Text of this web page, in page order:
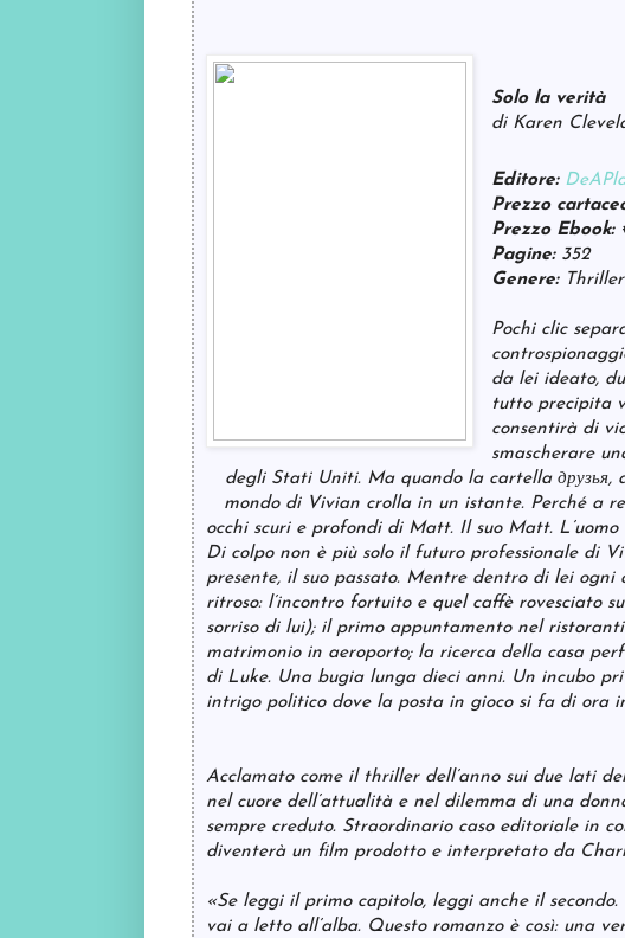
Solo la verità
di Karen
Editore:
Prezzo
Prezzo Ebook:
Pagine: 352
Genere: Thriller
Pochi clic
da lei ideato,
tutto precipita
consentirà di
smascherare
degli Stati Uniti. Ma quando la cartella
mondo di Vivian crolla in un istante. Perché a
occhi scuri e profondi di Matt. Il suo Matt.
Di colpo non è più solo il futuro professionale di
presente, il suo passato. Mentre dentro di lei
ritroso: l’incontro fortuito e quel caffè rovesciato
sorriso di lui); il primo appuntamento nel
matrimonio in aeroporto; la ricerca della casa
di Luke. Una bugia lunga dieci anni. Un incubo
intrigo politico dove la posta in gioco si fa di ora
Acclamato come il thriller dell’anno sui due lati
nel cuore dell’attualità e nel dilemma di una
sempre creduto. Straordinario caso editoriale in
diventerà un film prodotto e interpretato da
«Se leggi il primo capitolo, leggi anche il
vai a letto all’alba. Questo romanzo è così: una